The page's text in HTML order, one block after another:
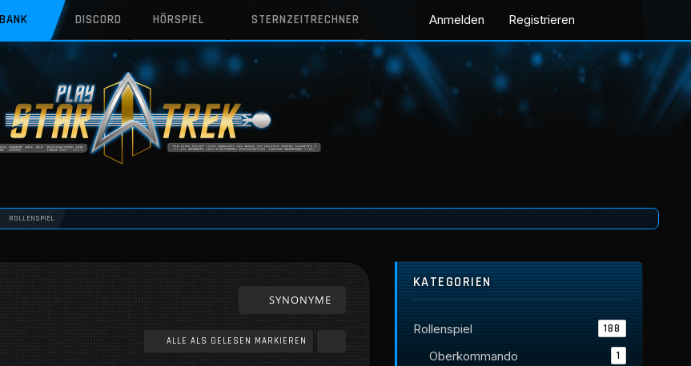
DISCORD HÖRSPIEL STERNZEITRECHNER Anmelden Registrieren
ROLLENSPIEL
SYNONYME
ALLE ALS GELESEN MARKIEREN
KATEGORIEN
Rollenspiel 188
Oberkommando 1